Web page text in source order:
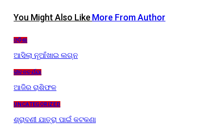
You Might Also Like More From Author
ଓଡ଼ିଶା
ଆସିଲା ନୂଆଁଖାଇ ଲଗ୍ନ
ଜୀବନଚର୍ଯ୍ୟା
ଆଜିର ରାଶିଫଳ
UNCATEGORIZED
ଶ୍ରାବଣୀ ଯାତ୍ରା ପାଇଁ କଟକଣା